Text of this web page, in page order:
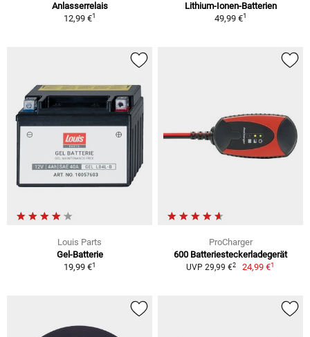
Anlasserrelais
12,99 €1
Lithium-Ionen-Batterien
49,99 €1
Louis Parts
Gel-Batterie
19,99 €1
ProCharger
600 Batteriesteckerladegerät
UVP 29,99 €2 24,99 €1